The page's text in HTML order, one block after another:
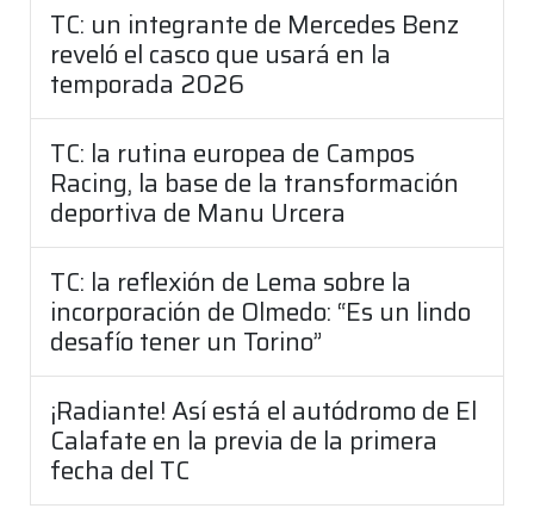
TC: un integrante de Mercedes Benz
reveló el casco que usará en la
temporada 2026
TC: la rutina europea de Campos
Racing, la base de la transformación
deportiva de Manu Urcera
TC: la reflexión de Lema sobre la
incorporación de Olmedo: “Es un lindo
desafío tener un Torino”
¡Radiante! Así está el autódromo de El
Calafate en la previa de la primera
fecha del TC